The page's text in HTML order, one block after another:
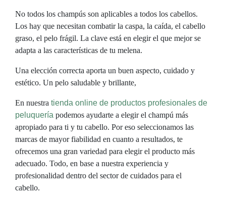
No todos los champús son aplicables a todos los cabellos.
Los hay que necesitan combatir la caspa, la caída, el cabello
graso, el pelo frágil. La clave está en elegir el que mejor se
adapta a las características de tu melena.
Una elección correcta aporta un buen aspecto, cuidado y
estético. Un pelo saludable y brillante,
En nuestra tienda online de productos profesionales de
peluquería podemos ayudarte a elegir el champú más
apropiado para ti y tu cabello. Por eso seleccionamos las
marcas de mayor fiabilidad en cuanto a resultados, te
ofrecemos una gran variedad para elegir el producto más
adecuado. Todo, en base a nuestra experiencia y
profesionalidad dentro del sector de cuidados para el
cabello.